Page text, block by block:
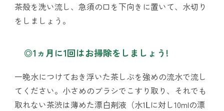
茶殻を洗い流し、急須の口を下向きに置いて、水切り
をしましょう。
◎1ヵ月に1回はお掃除をしましょう!
一晩水につけておき浮いた茶しぶを強めの流水で流し
てください。小さめのブラシでこすり取り、それでも
取れない茶渋は薄めた漂白剤液（水1Ⅼに対し10mlの漂